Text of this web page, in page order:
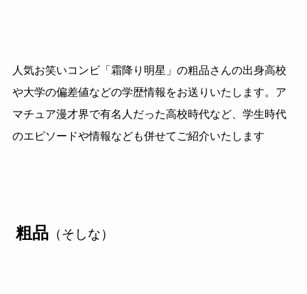
人気お笑いコンビ「霜降り明星」の粗品さんの出身高校
や大学の偏差値などの学歴情報をお送りいたします。ア
マチュア漫才界で有名人だった高校時代など、学生時代
のエピソードや情報なども併せてご紹介いたします
粗品（そしな）